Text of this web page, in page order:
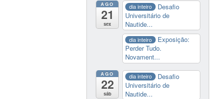
AGO
21
sex
dia inteiro
Desafio
Universitário de
Nautide...
dia inteiro
Exposição:
Perder Tudo.
Novament...
AGO
22
sáb
dia inteiro
Desafio
Universitário de
Nautide...